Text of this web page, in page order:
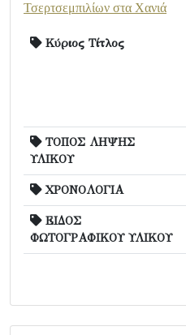
Τσερτσεμπιλίων στα Χανιά
Κύριος Τίτλος
ΤΟΠΟΣ ΛΗΨΗΣ
ΥΛΙΚΟΥ
ΧΡΟΝΟΛΟΓΙΑ
ΕΙΔΟΣ
ΦΩΤΟΓΡΑΦΙΚΟΥ ΥΛΙΚΟΥ